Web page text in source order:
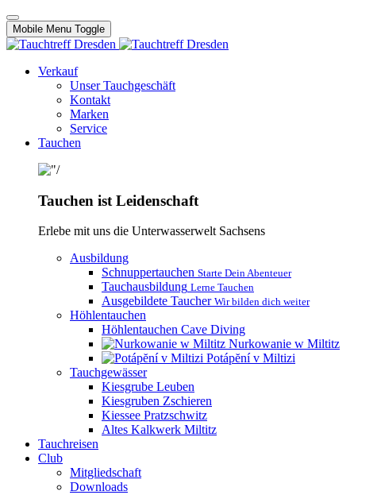
Mobile Menu Toggle
Verkauf
Unser Tauchgeschäft
Kontakt
Marken
Service
Tauchen
Tauchen ist Leidenschaft
Erlebe mit uns die Unterwasserwelt Sachsens
Ausbildung
Schnuppertauchen Starte Dein Abenteuer
Tauchausbildung Lerne Tauchen
Ausgebildete Taucher Wir bilden dich weiter
Höhlentauchen
Höhlentauchen Cave Diving
Nurkowanie w Miltitz
Potápĕní v Miltizi
Tauchgewässer
Kiesgrube Leuben
Kiesgruben Zschieren
Kiessee Pratzschwitz
Altes Kalkwerk Miltitz
Tauchreisen
Club
Mitgliedschaft
Downloads